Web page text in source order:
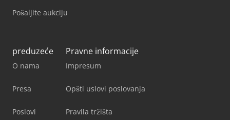
Pošaljite aukciju
preduzeće
O nama
Presa
Poslovi
Pravne informacije
Impresum
Opšti uslovi poslovanja
Pravila tržišta